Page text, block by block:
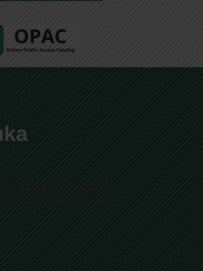
hidup dan pengembangan
berbagai topik seperti ilmu